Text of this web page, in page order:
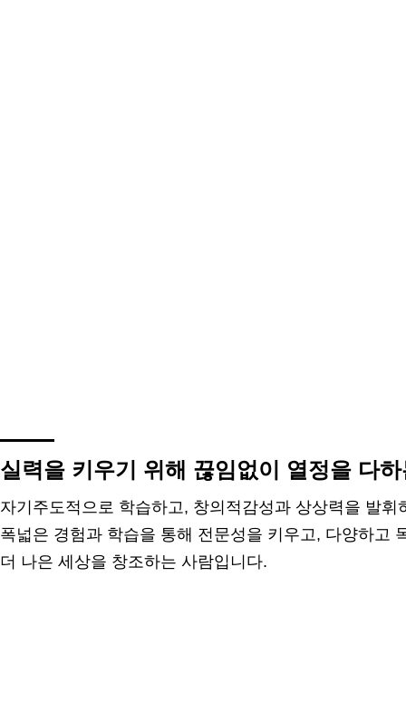
실력을 키우기 위해 끊임없이 열정을 다
자기주도적으로 학습하고, 창의적감성과 상상력을 발
폭넓은 경험과 학습을 통해 전문성을 키우고, 다양하고
더 나은 세상을 창조하는 사람입니다.